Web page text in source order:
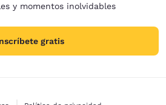
y momentos inolvidables
gratis